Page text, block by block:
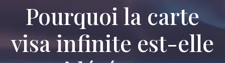
Pourquoi la carte
visa infinite est-elle